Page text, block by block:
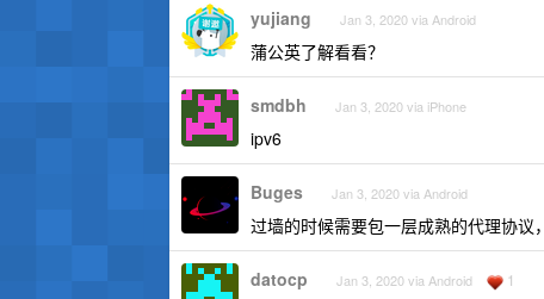
yujiang Jan 3, 2020 via Android
蒲公英了解看看？
smdbh Jan 3, 2020 via iPhone
ipv6
Buges Jan 3, 2020 via Android
过墙的时候需要包一层成熟的代理协议
datocp Jan 3, 2020 via Android 1